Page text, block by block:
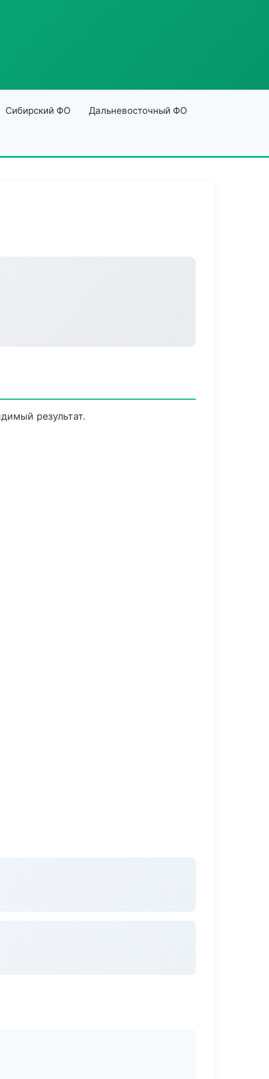
Сибирский ФО Дальневосточный ФО
результат.